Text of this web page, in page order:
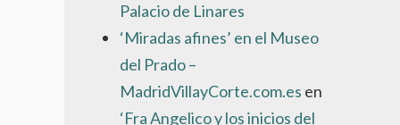
Palacio de Linares
‘Miradas afines’ en el Museo
del Prado –
MadridVillayCorte.com.es en
‘Fra Angelico y los inicios del